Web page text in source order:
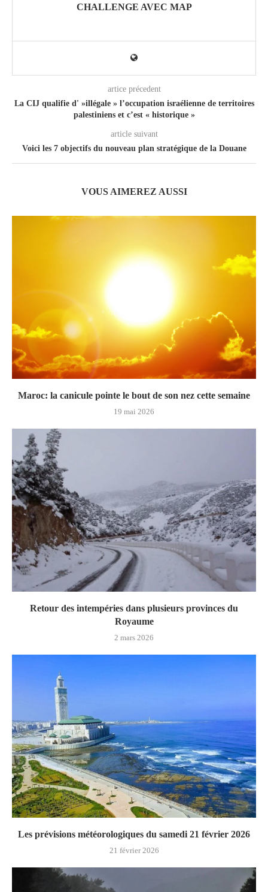
CHALLENGE AVEC MAP
artice précedent
La CIJ qualifie d' »illégale » l’occupation israélienne de territoires
palestiniens et c’est « historique »
article suivant
Voici les 7 objectifs du nouveau plan stratégique de la Douane
VOUS AIMEREZ AUSSI
Maroc: la canicule pointe le bout de son nez cette semaine
19 mai 2026
Retour des intempéries dans plusieurs provinces du
Royaume
2 mars 2026
Les prévisions météorologiques du samedi 21 février 2026
21 février 2026